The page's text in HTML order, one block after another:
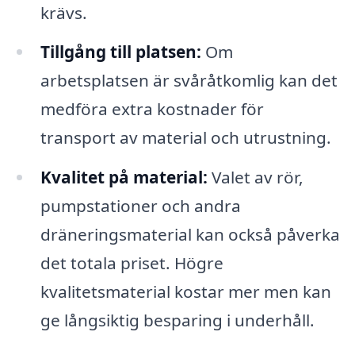
krävs.
Tillgång till platsen: Om
arbetsplatsen är svåråtkomlig kan det
medföra extra kostnader för
transport av material och utrustning.
Kvalitet på material: Valet av rör,
pumpstationer och andra
dräneringsmaterial kan också påverka
det totala priset. Högre
kvalitetsmaterial kostar mer men kan
ge långsiktig besparing i underhåll.